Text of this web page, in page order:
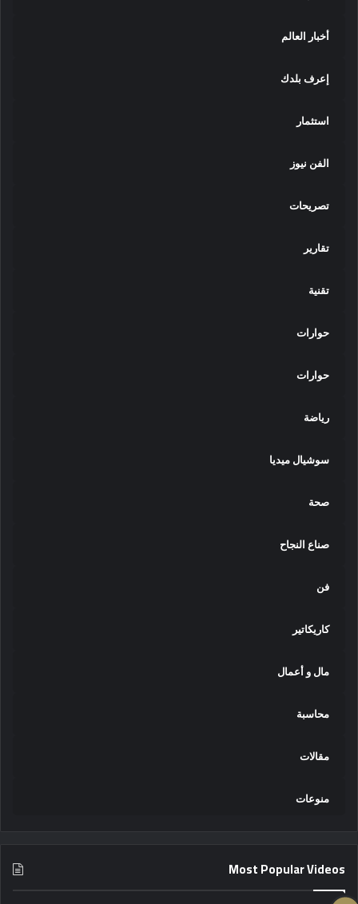
أخبار العالم
إعرف بلدك
استثمار
الفن نيوز
تصريحات
تقارير
تقنية
حوارات
حوارات
رياضة
سوشيال ميديا
صحة
صناع النجاح
فن
كاريكاتير
مال و أعمال
محاسبة
مقالات
منوعات
Most Popular Videos